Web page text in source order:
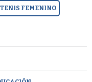
TENIS FEMENINO